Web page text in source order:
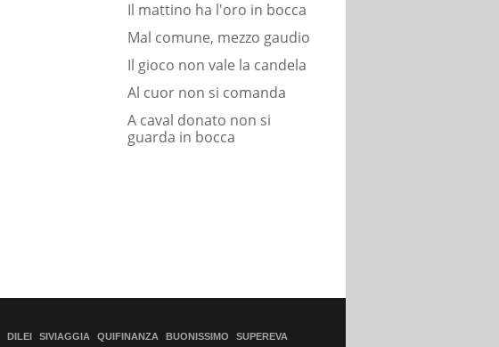
Il mattino ha l'oro in bocca
Mal comune, mezzo gaudio
Il gioco non vale la candela
Al cuor non si comanda
A caval donato non si
guarda in bocca
DILEI SIVIAGGIA QUIFINANZA BUONISSIMO SUPEREVA